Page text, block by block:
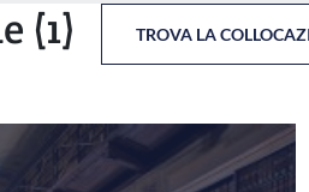
(1) TROVA LA